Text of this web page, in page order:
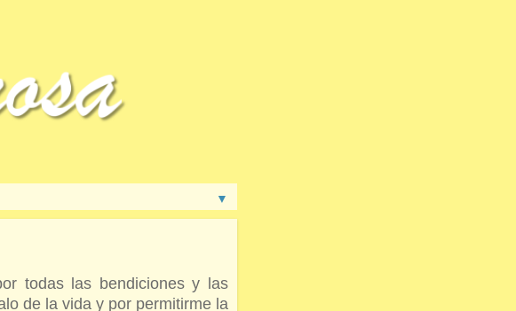
▼
todas las bendiciones y las
de la vida y por permitirme la